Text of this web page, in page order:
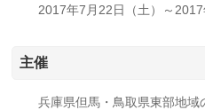
2017年7月22日（土）～2017
主催
兵庫県但馬・鳥取県東部地域